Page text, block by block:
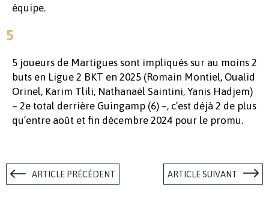
équipe.
5
5 joueurs de Martigues sont impliqués sur au moins 2
buts en Ligue 2 BKT en 2025 (Romain Montiel, Oualid
Orinel, Karim Tlili, Nathanaël Saintini, Yanis Hadjem)
– 2e total derrière Guingamp (6) –, c’est déjà 2 de plus
qu’entre août et fin décembre 2024 pour le promu.
ARTICLE PRÉCÉDENT ARTICLE SUIVANT